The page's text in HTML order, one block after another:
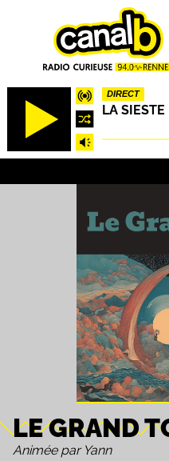
DIRECT
LA SIESTE
LE GRAND
Animée par Yann